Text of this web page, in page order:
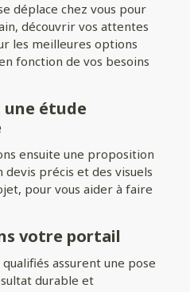
courbes élégantes pour un
de gendarme inversé
d’aération de votre portail :
maximale et une protection
déplace chez vous pour
découvrir vos attentes
les meilleures options
fonction de vos besoins
une étude
ensuite une proposition
devis précis et des visuels
pour vous aider à faire
votre portail
assurent une pose
durable et